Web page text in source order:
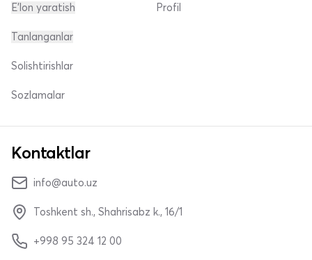
E'lon yaratish Profil
Tanlanganlar
Solishtirishlar
Sozlamalar
Kontaktlar
info@auto.uz
Toshkent sh., Shahrisabz k., 16/1
+998 95 324 12 00